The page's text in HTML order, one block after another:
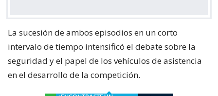
La sucesión de ambos episodios en un corto
intervalo de tiempo intensificó el debate sobre la
seguridad y el papel de los vehículos de asistencia
en el desarrollo de la competición.